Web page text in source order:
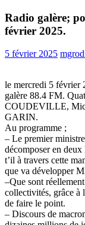
Radio galère;
février 2025.
5 février 2025
le mercredi 5 février
galère 88.4 FM.
COUDEVILLE,
GARIN.
Au programme ;
– Le premier
décomposer en
t’il à travers cette
que va développer
–Que sont
collectivités, grâce à
de faire le point.
– Discours de